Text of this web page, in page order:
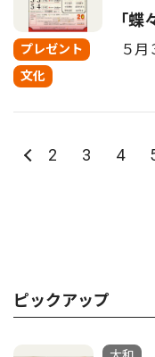
プレゼント
文化
｢蝶
５月
2 3 4
ピックアップ